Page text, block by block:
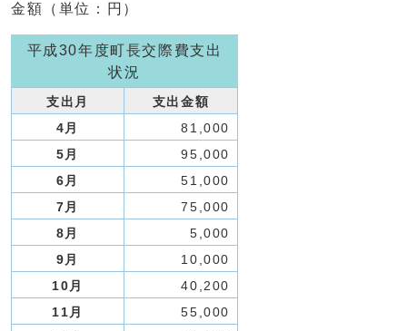
金額（単位：円）
平成30年度町長交際費支出
状況
支出月
支出金額
4月
81,000
5月
95,000
6月
51,000
7月
75,000
8月
5,000
9月
10,000
10月
40,200
11月
55,000